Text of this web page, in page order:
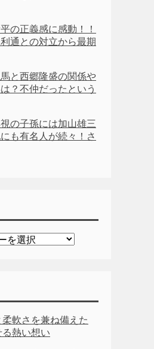
の正義感に感動！！
通との対立から最期
と西郷隆盛の関係や
？不仲だったという
の子孫には加山雄三
も有名人が続々！さ
軟さを兼ね備えた
熱い想い